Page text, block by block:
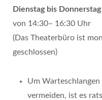
Dienstag bis Donnerstag
von 14:30– 16:30 Uhr
(Das Theaterbüro ist
geschlossen)
Um
vermeiden, ist es